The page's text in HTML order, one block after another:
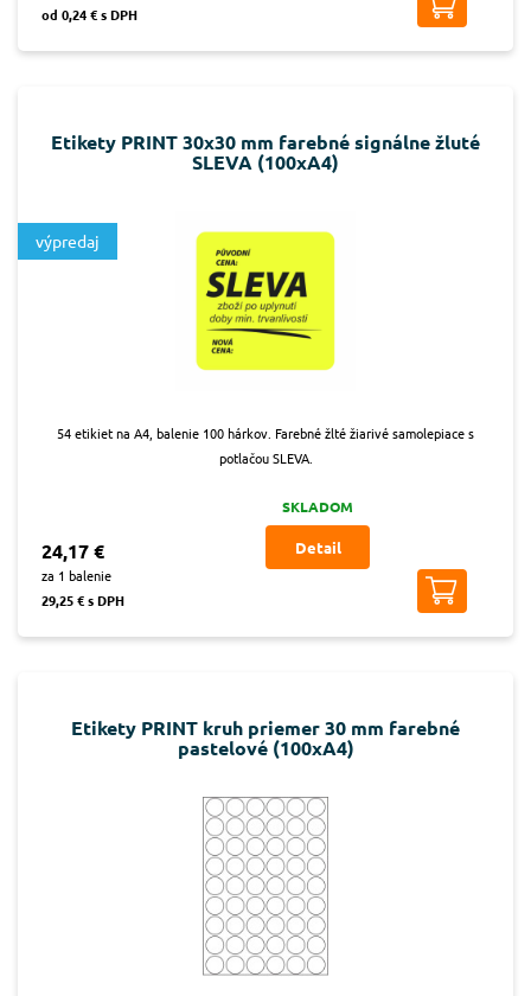
od 0,24 € s DPH
Etikety PRINT 30x30 mm farebné signálne žluté
SLEVA (100xA4)
výpredaj
54 etikiet na A4, balenie 100 hárkov. Farebné žlté žiarivé samolepiace s
potlačou SLEVA.
24,17 €
za 1 balenie
29,25 € s DPH
SKLADOM
Detail
Etikety PRINT kruh priemer 30 mm farebné
pastelové (100xA4)